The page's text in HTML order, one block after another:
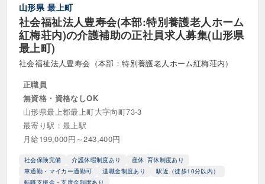
山形県 最上町
社会福祉法人豊寿会(本部:特別養護老人ホーム
紅梅荘内)の介護補助の正社員求人募集(山形県
最上町)
社会福祉法人豊寿会（本部：特別養護老人ホーム紅梅荘内）
正職員
無資格・資格なしOK
山形県最上郡最上町大字向町73-3
最寄り駅：最上駅
月給199,000円～243,400円
社会保険完備 介護休暇制度あり
産休･育休制度あり
車通勤・マイカー通勤可
退職金制度あり
駅近（徒歩10分以内）
転職支援金・支度金制度あり